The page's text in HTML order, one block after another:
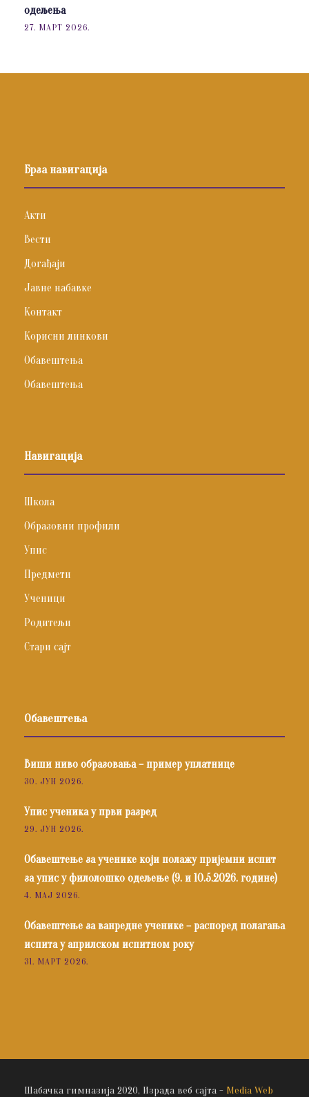
одељења
27. МАРТ 2026.
Брза навигација
Акти
Вести
Догађаји
Јавне набавке
Контакт
Корисни линкови
Обавештења
Обавештења
Навигација
Школа
Образовни профили
Упис
Предмети
Ученици
Родитељи
Стари сајт
Обавештења
Виши ниво образовања – пример уплатнице
30. ЈУН 2026.
Упис ученика у први разред
29. ЈУН 2026.
Обавештење за ученике који полажу пријемни испит
за упис у филолошко одељење (9. и 10.5.2026. године)
4. МАЈ 2026.
Обавештење за ванредне ученике – распоред полагања
испита у априлском испитном року
31. МАРТ 2026.
Шабачка гимназија 2020, Израда веб сајта - Media Web